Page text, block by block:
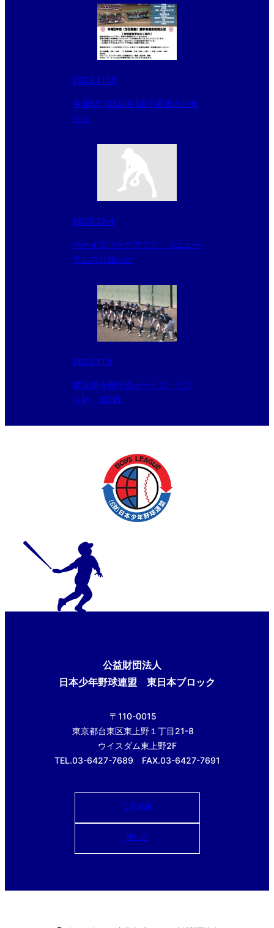
2022.11.15
令和5年(35期生)選手募集のお知
らせ
2025.12.4
ボーイズリーグアプリ リニュー
アルのお知らせ
2023.11.5
横浜南☆南中央ボーイズ リス
ト杯 3回戦
公益財団法人
日本少年野球連盟 東日本ブロック
〒110-0015
東京都台東区東上野１丁目21-8
ウイスダム東上野2F
TEL.03-6427-7689 FAX.03-6427-7691
ご意見箱
使い方